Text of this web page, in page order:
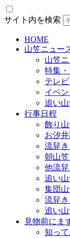
サイト内を検索
HOME
山笠ニュー
山笠
特集・
テレ
イベ
追い
行事日程
飾り山
お汐井
流舁き
朝山笠
他流舁
追い山
集団山
流舁き
追い山
見物前にま
知っ